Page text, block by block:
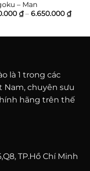
– Man
₫ – 6.650.000 ₫
giá:
đến
là 1 trong các
chuyên sưu
hãng trên thế
TP.Hồ Chí Minh